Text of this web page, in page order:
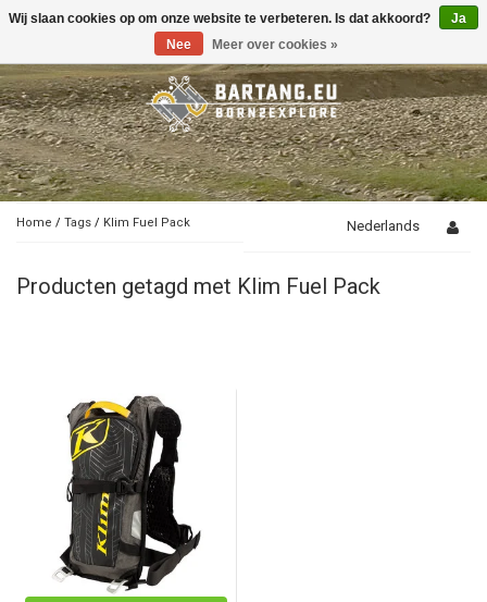
Toggle
Home / Tags / Klim Fuel Pack Nederlands
Producten getagd met Klim Fuel Pack
Wij slaan cookies op om onze website te verbeteren. Is dat akkoord?
Ja
Nee
Meer over cookies »